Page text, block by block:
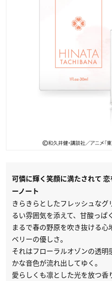
可憐に輝く笑顔に満たされて
ーノート
きらきらとしたフレッシュな
るい雰囲気を添えて、甘酸っぱ
まるで春の野原を吹き抜ける
ベリーの優しさ。
それはフローラルオゾンの透
かな音色が流れ出してゆく。
愛らしくも凛とした光を放つ